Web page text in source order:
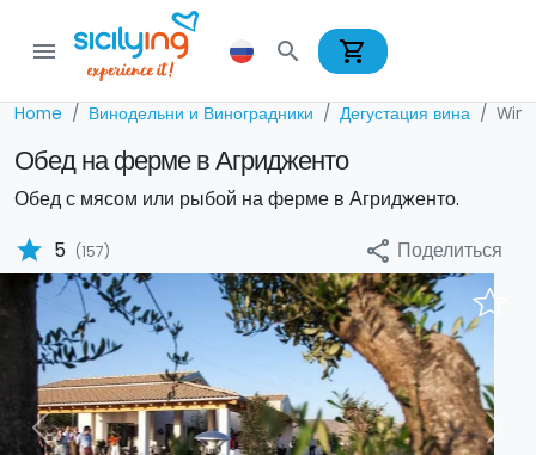
menu search shopping_cart
Home Винодельни и Виноградники Дегустация вина
Обед на ферме в Агридженто
Обед с мясом или рыбой на ферме в Агридженто.
star 5 (157) share Поделиться
Previous Next